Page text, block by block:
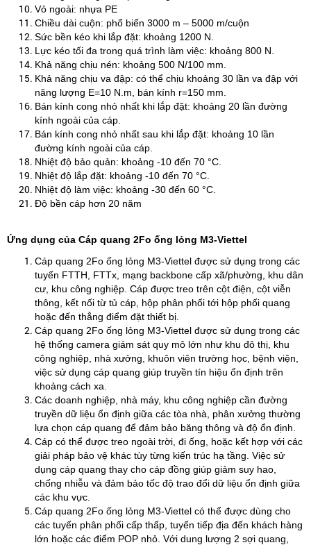
Vỏ ngoài: nhựa PE
Chiều dài cuộn: phổ biến 3000 m – 5000 m/cuộn
Sức bền kéo khi lắp đặt: khoảng 1200 N.
Lực kéo tối đa trong quá trình làm việc: khoảng 800 N.
Khả năng chịu nén: khoảng 500 N/100 mm.
Khả năng chịu va đập: có thể chịu khoảng 30 lần va đập với
năng lượng E=10 N.m, bán kính r=150 mm.
Bán kính cong nhỏ nhất khi lắp đặt: khoảng 20 lần đường
kính ngoài của cáp.
Bán kính cong nhỏ nhất sau khi lắp đặt: khoảng 10 lần
đường kính ngoài của cáp.
Nhiệt độ bảo quản: khoảng -10 đến 70 °C.
Nhiệt độ lắp đặt: khoảng -10 đến 70 °C.
Nhiệt độ làm việc: khoảng -30 đến 60 °C.
Độ bền cáp hơn 20 năm
Ứng dụng của Cáp quang 2Fo ống lỏng M3-Viettel
Cáp quang 2Fo ống lỏng M3-Viettel được sử dụng trong các
tuyến FTTH, FTTx, mạng backbone cấp xã/phường, khu dân
cư, khu công nghiệp. Cáp được treo trên cột điện, cột viễn
thông, kết nối từ tủ cáp, hộp phân phối tới hộp phối quang
hoặc đến thẳng điểm đặt thiết bị.
Cáp quang 2Fo ống lỏng M3-Viettel được sử dụng trong các
hệ thống camera giám sát quy mô lớn như khu đô thị, khu
công nghiệp, nhà xưởng, khuôn viên trường học, bệnh viện,
việc sử dụng cáp quang giúp truyền tín hiệu ổn định trên
khoảng cách xa.
Các doanh nghiệp, nhà máy, khu công nghiệp cần đường
truyền dữ liệu ổn định giữa các tòa nhà, phân xưởng thường
lựa chọn cáp quang để đảm bảo băng thông và độ ổn định.
Cáp có thể được treo ngoài trời, đi ống, hoặc kết hợp với các
giải pháp bảo vệ khác tùy từng kiến trúc hạ tầng. Việc sử
dụng cáp quang thay cho cáp đồng giúp giảm suy hao,
chống nhiễu và đảm bảo tốc độ trao đổi dữ liệu ổn định giữa
các khu vực.
Cáp quang 2Fo ống lỏng M3-Viettel có thể được dùng cho
các tuyến phân phối cấp thấp, tuyến tiếp địa đến khách hàng
lớn hoặc các điểm POP nhỏ. Với dung lượng 2 sợi quang,